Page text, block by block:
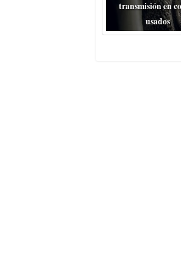
transmisión en
usados